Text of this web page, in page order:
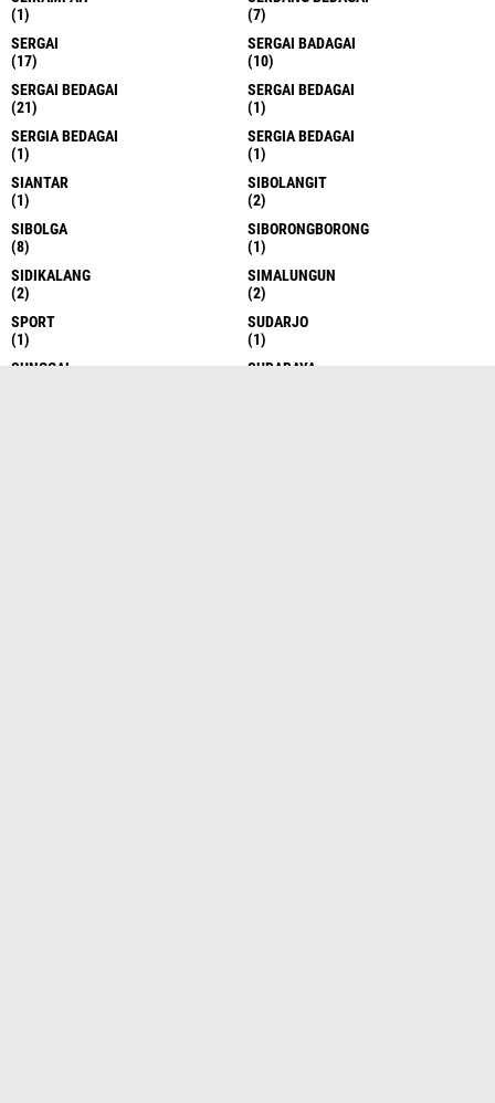
(1)
(7)
SERGAI
(17)
SERGAI BADAGAI
(10)
SERGAI BEDAGAI
(21)
SERGAI BEDAGAI
(1)
SERGIA BEDAGAI
(1)
SERGIA BEDAGAI
(1)
SIANTAR
(1)
SIBOLANGIT
(2)
SIBOLGA
(8)
SIBORONGBORONG
(1)
SIDIKALANG
(2)
SIMALUNGUN
(2)
SPORT
(1)
SUDARJO
(1)
SUNGGAL
SURABAYA